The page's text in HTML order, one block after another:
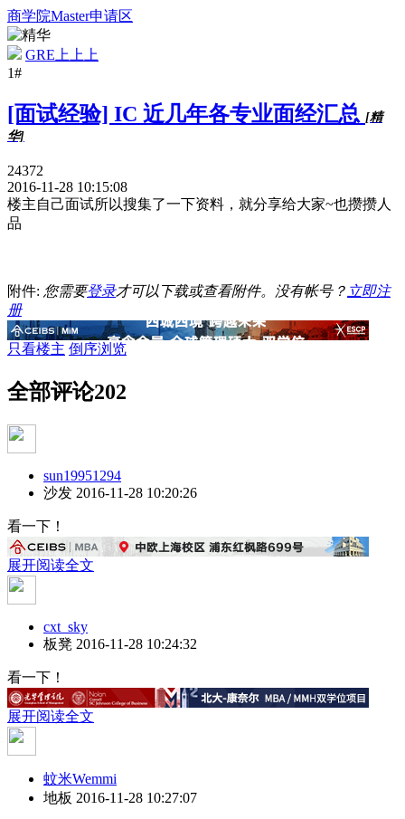
商学院Master申请区
GRE上上上
1#
[面试经验] IC 近几年各专业面经汇总 [精
华]
24372
2016-11-28 10:15:08
楼主自己面试所以搜集了一下资料，就分享给大家~也攒攒人
品
附件: 您需要登录才可以下载或查看附件。没有帐号？ 立即注
册
只看楼主 倒序浏览
全部评论202
sun19951294
沙发 2016-11-28 10:20:26
看一下！
展开阅读全文
cxt_sky
板凳 2016-11-28 10:24:32
看一下！
展开阅读全文
蚊米Wemmi
地板 2016-11-28 10:27:07